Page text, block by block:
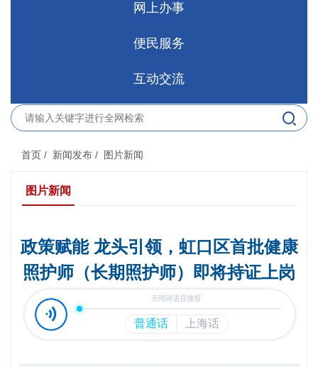
网上办事
便民服务
互动交流
首页 / 新闻发布 / 图片新闻
图片新闻
政策赋能 龙头引领，虹口区首批健康
照护师（长期照护师）即将持证上岗